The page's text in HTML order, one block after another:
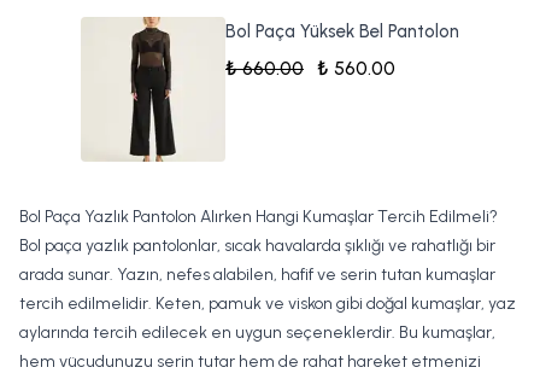
Bol Paça Yüksek Bel Pantolon
₺ 660.00 ₺ 560.00
Bol Paça Yazlık Pantolon Alırken Hangi Kumaşlar Tercih Edilmeli?
Bol paça yazlık pantolonlar, sıcak havalarda şıklığı ve rahatlığı bir
arada sunar. Yazın, nefes alabilen, hafif ve serin tutan kumaşlar
tercih edilmelidir. Keten, pamuk ve viskon gibi doğal kumaşlar, yaz
aylarında tercih edilecek en uygun seçeneklerdir. Bu kumaşlar,
hem vücudunuzu serin tutar hem de rahat hareket etmenizi